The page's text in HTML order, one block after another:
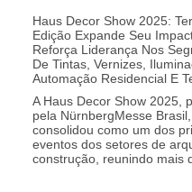
Haus Decor Show 2025:
Edição Expande Seu
Reforça Liderança Nos
De Tintas, Vernizes,
Automação Residencial E
A Haus Decor Show 2025,
pela NürnbergMesse
consolidou como um dos
eventos dos setores de
construção, reunindo mais